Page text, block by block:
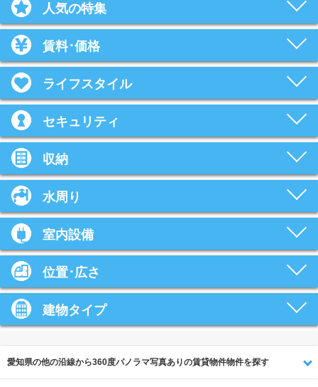
人気の特集
賃料･価格
ライフスタイル
セキュリティ
収納
水周り
室内設備
位置･広さ
建物タイプ
愛知県の他の沿線から360度パノラマ写真ありの賃貸物件物件を探す